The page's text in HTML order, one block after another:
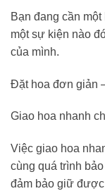
Bạn đang cần
một sự kiện nào
của mình.
Đặt hoa đơn giản
Giao hoa nhanh
Việc giao hoa
cùng quá trình
đảm bảo giữ được